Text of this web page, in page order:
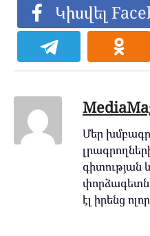
Կիսվել
Մեր
գիտության
էլ իրենց